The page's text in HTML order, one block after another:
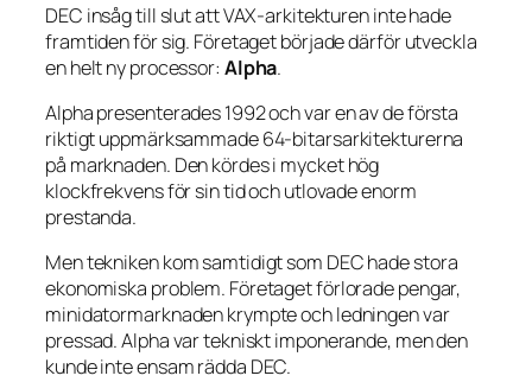
DEC insåg till slut att VAX-arkitekturen inte hade
framtiden för sig. Företaget började därför utveckla
en helt ny processor: Alpha.
Alpha presenterades 1992 och var en av de första
riktigt uppmärksammade 64-bitarsarkitekturerna
på marknaden. Den kördes i mycket hög
klockfrekvens för sin tid och utlovade enorm
prestanda.
Men tekniken kom samtidigt som DEC hade stora
ekonomiska problem. Företaget förlorade pengar,
minidatormarknaden krympte och ledningen var
pressad. Alpha var tekniskt imponerande, men den
kunde inte ensam rädda DEC.